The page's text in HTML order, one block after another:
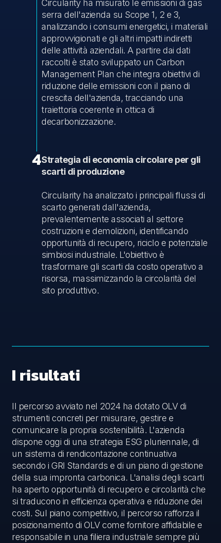
Circularity ha misurato le emissioni di gas
serra dell'azienda su Scope 1, 2 e 3,
analizzando i consumi energetici, i materiali
approvvigionati e gli altri impatti indiretti
delle attività aziendali. A partire dai dati
raccolti è stato sviluppato un Carbon
Management Plan che integra obiettivi di
riduzione delle emissioni con il piano di
crescita dell'azienda, tracciando una
traiettoria coerente in ottica di
decarbonizzazione.
4Strategia di economia circolare per gli
scarti di produzione
Circularity ha analizzato i principali flussi di
scarto generati dall'azienda,
prevalentemente associati al settore
costruzioni e demolizioni, identificando
opportunità di recupero, riciclo e potenziale
simbiosi industriale. L'obiettivo è
trasformare gli scarti da costo operativo a
risorsa, massimizzando la circolarità del
sito produttivo.
I risultati
Il percorso avviato nel 2024 ha dotato OLV di
strumenti concreti per misurare, gestire e
comunicare la propria sostenibilità. L'azienda
dispone oggi di una strategia ESG pluriennale, di
un sistema di rendicontazione continuativa
secondo i GRI Standards e di un piano di gestione
della sua impronta carbonica. L'analisi degli scarti
ha aperto opportunità di recupero e circolarità che
si traducono in efficienza operativa e riduzione dei
costi. Sul piano competitivo, il percorso rafforza il
posizionamento di OLV come fornitore affidabile e
responsabile in una filiera industriale sempre più